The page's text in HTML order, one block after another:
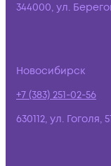
344000, ул.
Новосибирск
+7 (383) 251-02-56
630112, ул. Гоголя,